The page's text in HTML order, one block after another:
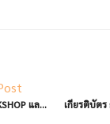
ิจกรรม WORKSHOP และมอบปลอกแขน นักประชาสัมพันธ์น้อย สพม.ตาก SPM.Tak Young Reporter